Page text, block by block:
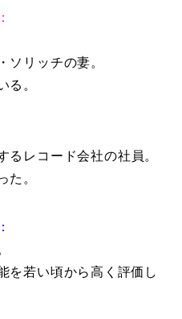
ソリッチの妻。
る。
るレコード会社の社員。
た。
を若い頃から高く評価し